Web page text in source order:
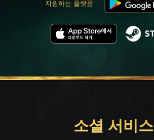
지원하는 플랫폼:
소셜 서비스